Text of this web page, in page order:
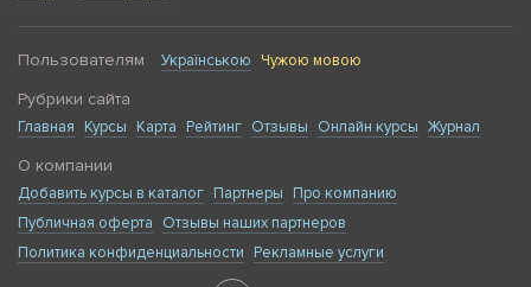
Пользователям Українською Чужою мовою
Рубрики сайта
Главная Курсы Карта Рейтинг Отзывы Онлайн курсы Журнал
О компании
Добавить курсы в каталог Партнеры
Про компанию
Публичная оферта
Отзывы наших партнеров
Политика конфиденциальности
Рекламные услуги